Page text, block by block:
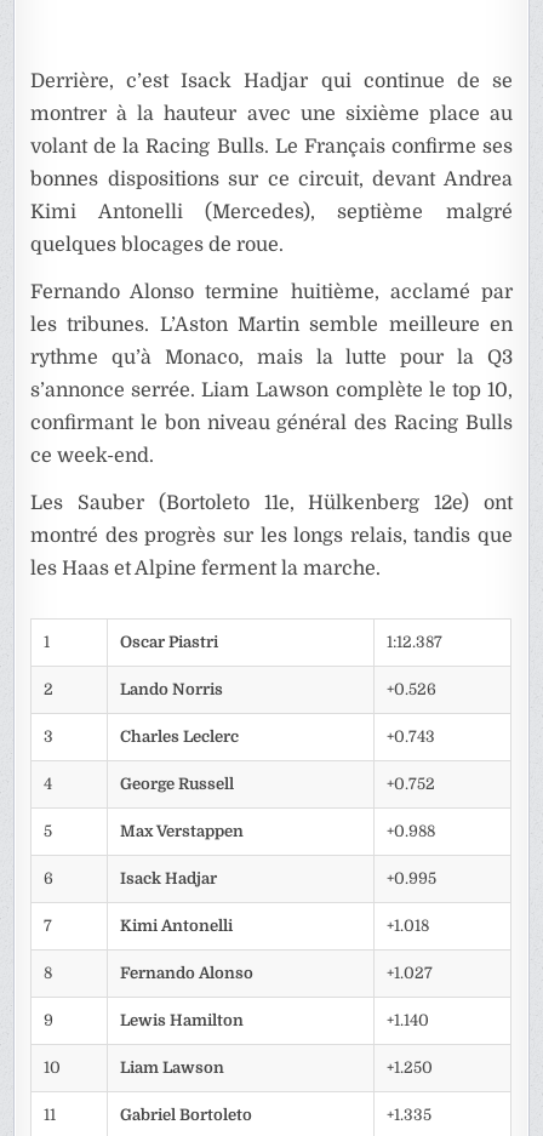
Derrière, c’est Isack Hadjar qui continue de se
montrer à la hauteur avec une sixième place au
volant de la Racing Bulls. Le Français confirme ses
bonnes dispositions sur ce circuit, devant Andrea
Kimi Antonelli (Mercedes), septième malgré
quelques blocages de roue.
Fernando Alonso termine huitième, acclamé par
les tribunes. L’Aston Martin semble meilleure en
rythme qu’à Monaco, mais la lutte pour la Q3
s’annonce serrée. Liam Lawson complète le top 10,
confirmant le bon niveau général des Racing Bulls
ce week-end.
Les Sauber (Bortoleto 11e, Hülkenberg 12e) ont
montré des progrès sur les longs relais, tandis que
les Haas et Alpine ferment la marche.
1 Oscar Piastri 1:12.387
2 Lando Norris +0.526
3 Charles Leclerc +0.743
4 George Russell +0.752
5 Max Verstappen +0.988
6 Isack Hadjar +0.995
7 Kimi Antonelli +1.018
8 Fernando Alonso +1.027
9 Lewis Hamilton +1.140
10 Liam Lawson +1.250
11 Gabriel Bortoleto +1.335